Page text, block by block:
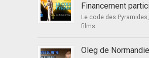
Financement
Le code des
films...
Oleg de